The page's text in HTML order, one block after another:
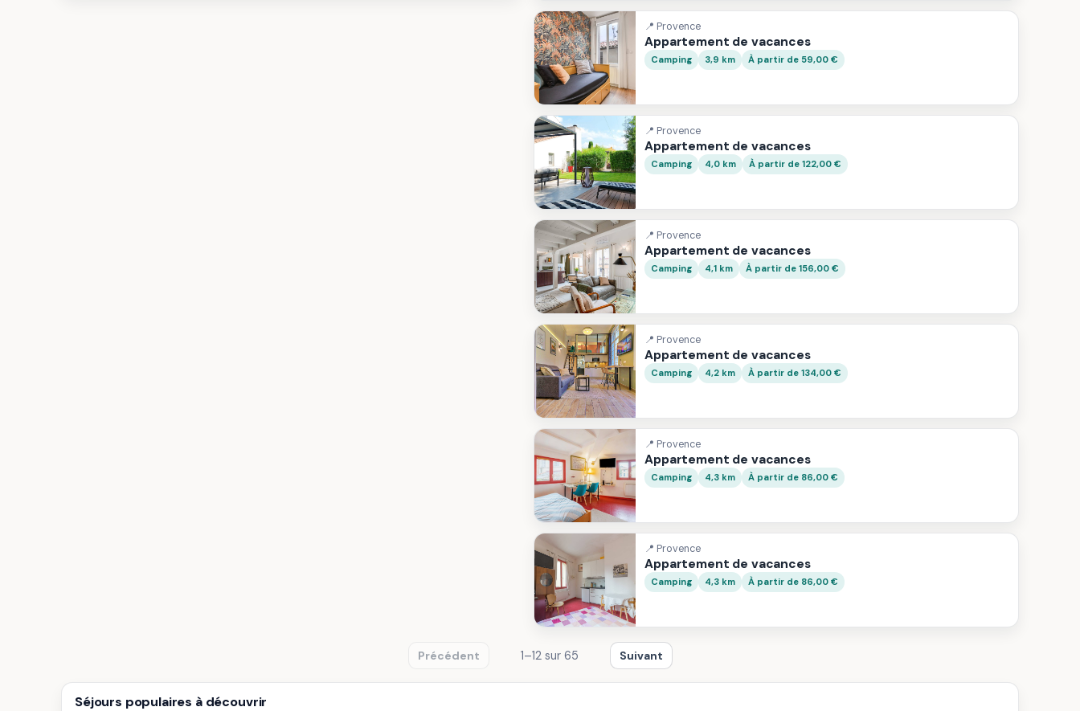
📍 Provence
Appartement de vacances
Camping 3,9 km À partir de 59,00 €
📍 Provence
Appartement de vacances
Camping 4,0 km À partir de 122,00 €
📍 Provence
Appartement de vacances
Camping 4,1 km À partir de 156,00 €
📍 Provence
Appartement de vacances
Camping 4,2 km À partir de 134,00 €
📍 Provence
Appartement de vacances
Camping 4,3 km À partir de 86,00 €
📍 Provence
Appartement de vacances
Camping 4,3 km À partir de 86,00 €
Précédent 1–12 sur 65 Suivant
Séjours populaires à découvrir